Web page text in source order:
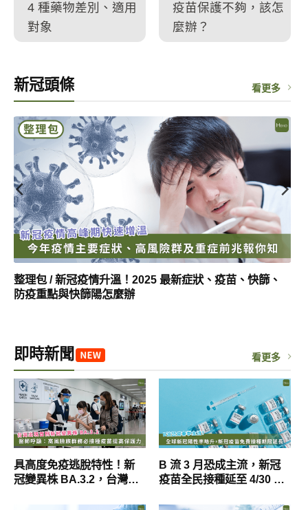
4 種藥物差別、適用
對象
疫苗保護不夠，該怎
麼辦？
新冠頭條 看更多
整理包 / 新冠疫情升溫！2025 最新症狀、疫苗、快篩、
防疫重點與快篩陽怎麼辦
即時新聞 看更多
具高度免疫逃脫特性！新
冠變異株 BA.3.2，台灣現
B 流 3 月恐成主流，新冠
疫苗全民接種延至 4/30 防